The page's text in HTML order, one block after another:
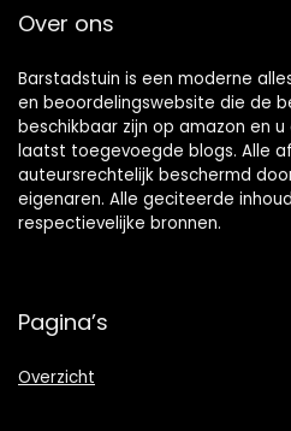
Over ons
Barstadstuin is een moderne
en beoordelingswebsite die de
beschikbaar zijn op amazon en
laatst toegevoegde blogs. Alle
auteursrechtelijk beschermd
eigenaren. Alle geciteerde
respectievelijke bronnen.
Pagina’s
Overzicht